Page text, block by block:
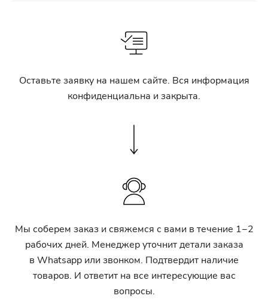
Оставьте заявку на нашем сайте. Вся информация
конфиденциальна и закрыта.
Мы соберем заказ и свяжемся с вами в течение 1−2
рабочих дней. Менеджер уточнит детали заказа
в Whatsapp или звонком. Подтвердит наличие
товаров. И ответит на все интересующие вас
вопросы.